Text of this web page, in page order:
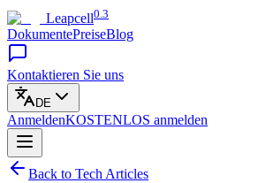
Leapcell0.3
DokumentePreiseBlog
Kontaktieren Sie uns
DE
AnmeldenKOSTENLOS anmelden
Back to Tech Articles